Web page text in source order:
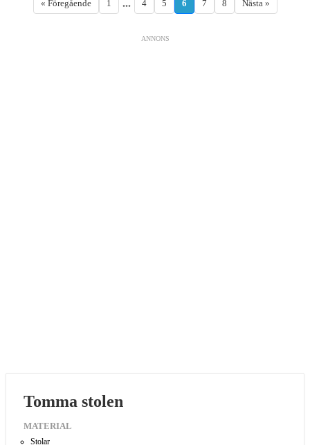
« Föregående 1 ... 4 5 6 7 8 Nästa »
ANNONS
Tomma stolen
MATERIAL
Stolar